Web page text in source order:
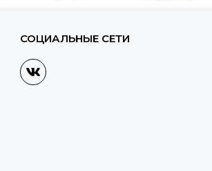
СОЦИАЛЬНЫЕ СЕТИ